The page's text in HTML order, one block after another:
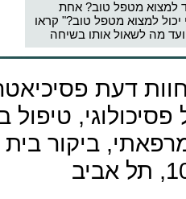
למצוא מטפל טוב? אחת
למצוא מטפל טוב?" קראו
מה לשאול אותו בשיחה
דעת
טיפול
ביקור בית